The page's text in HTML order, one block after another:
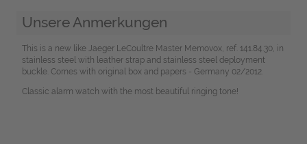
Unsere Anmerkungen
This is a new like Jaeger LeCoultre Master Memovox, ref. 141.84.30, in
stainless steel with leather strap and stainless steel deployment
buckle. Comes with original box and papers - Germany 02/2012.
Classic alarm watch with the most beautiful ringing tone!